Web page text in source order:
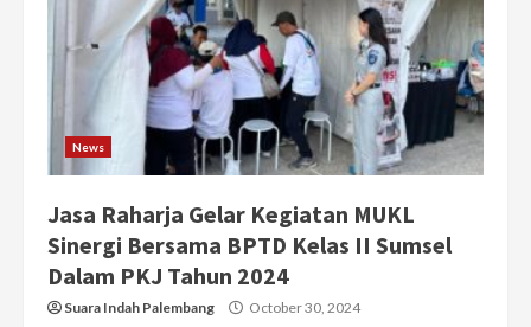
News
Jasa Raharja Gelar Kegiatan MUKL
Sinergi Bersama BPTD Kelas II Sumsel
Dalam PKJ Tahun 2024
Suara Indah Palembang October 30, 2024